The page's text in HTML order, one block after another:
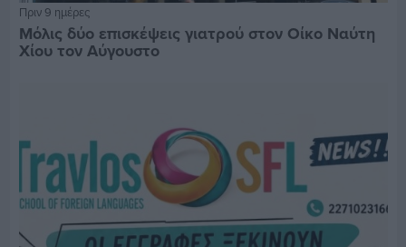
Πριν 9 ημέρες
Μόλις δύο επισκέψεις γιατρού στον Οίκο Ναύτη
Χίου τον Αύγουστο